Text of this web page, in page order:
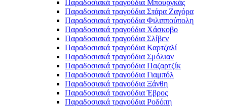
Παραδοσιακά τραγούδια Μπουργκάς
Παραδοσιακά τραγούδια Στάρα Ζαγόρα
Παραδοσιακά τραγούδια Φιλιππούπολη
Παραδοσιακά τραγούδια Χάσκοβο
Παραδοσιακά τραγούδια Σλίβεν
Παραδοσιακά τραγούδια Καρτζαλί
Παραδοσιακά τραγούδια Σμόλιαν
Παραδοσιακά τραγούδια Παζαρτζίκ
Παραδοσιακά τραγούδια Γιαμπόλ
Παραδοσιακά τραγούδια Ξάνθη
Παραδοσιακά τραγούδια Έβρος
Παραδοσιακά τραγούδια Ροδόπη